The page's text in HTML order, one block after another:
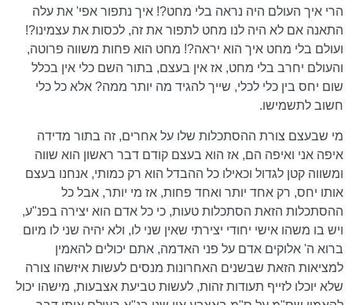
הרי איך העולם היה נראה בלי מחט?! איך נתפור אפי' את עלה
התאנה אם לא היה לנו מחט לתפור את זה, לכסות את עצמינו?!
ועולם בלי מחט איך הוא יראה?! מחט הוא פחות משווה פרוטה,
והעולם יחרב בלי מחט, אז אין בעצם, בתור השם כלי אין בכלל
שום יחס בין כלי לכלי, שייך להגיד מה יותר ממה? אלא כל כלי
חשוב לתשמישו.
מי שבעצם צורת ההסתכלות שלו על אחרים, זה בתור מדידה
איפה אני ואיפה הם, אז הוא בעצם קודם דבר ראשון הוא שווה
ומשווה קטן לגדול וכאילו כל ההבדל הוא רק כמותי, אנחנו בעצם
אותו יחס, רק אחד יותר ואחד פחות, אז מי יותר, אבל כל
ההסתכלות הזאת הסתכלות טעות, כי כל אדם הוא יצירה בפנ"ע,
ויש בו משהו אישי יחודי יצירתי שאין שני לו, ולא יהיה שני לו מיום
ברוא ה' אלוקים אדם על פני האדמה, אתם יכולים להאמין
למציאות הזאת שבשנים האחרונות מנסים לעשות איזשהו צורה
שלא יוכלו לזייף תעודות זהות, לעשות טביעת אצבעות, מישהו יכול